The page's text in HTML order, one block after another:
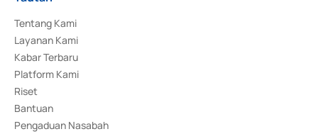
Tentang Kami
Layanan Kami
Kabar Terbaru
Platform Kami
Riset
Bantuan
Pengaduan Nasabah